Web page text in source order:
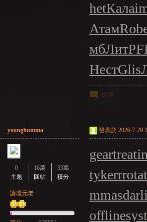
hetКала
Атам
мбЛитР
НестGlis
回復
younghumma
0
主題
16萬
回帖
33萬
積分
論壇元老
發表於 2026-7-29
ty